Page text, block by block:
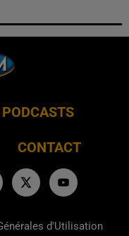
PODCASTS
CONTACT
d'Utilisation